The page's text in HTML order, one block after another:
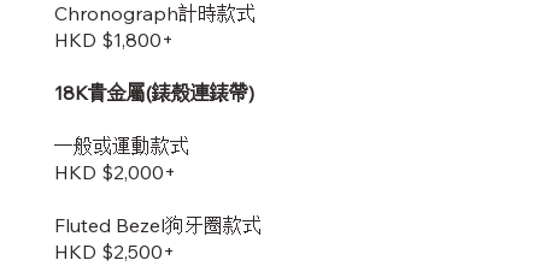
Chronograph計時款式
HKD $1,800+
18K貴金屬(錶殼連錶帶)
一般或運動款式
HKD $2,000+
Fluted Bezel狗牙圈款式
HKD $2,500+